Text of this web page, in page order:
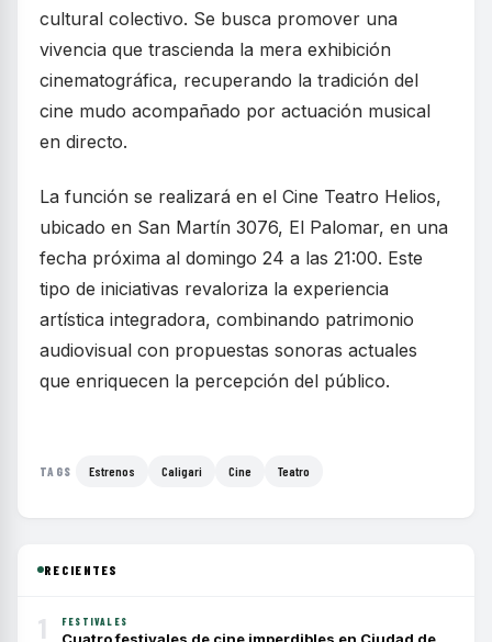
cultural colectivo. Se busca promover una
vivencia que trascienda la mera exhibición
cinematográfica, recuperando la tradición del
cine mudo acompañado por actuación musical
en directo.
La función se realizará en el Cine Teatro Helios,
ubicado en San Martín 3076, El Palomar, en una
fecha próxima al domingo 24 a las 21:00. Este
tipo de iniciativas revaloriza la experiencia
artística integradora, combinando patrimonio
audiovisual con propuestas sonoras actuales
que enriquecen la percepción del público.
TAGS Estrenos Caligari Cine Teatro
RECIENTES
1 FESTIVALES
Cuatro festivales de cine imperdibles en Ciudad de